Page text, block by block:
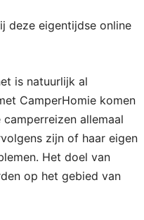
deze eigentijdse online
is natuurlijk al
CamperHomie komen
allemaal
zijn of haar eigen
Het doel van
op het gebied van